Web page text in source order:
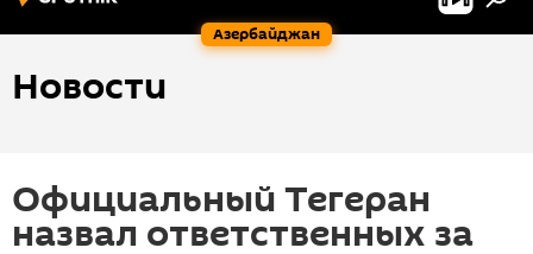
Азербайджан
Новости
Официальный Тегеран
назвал ответственных за